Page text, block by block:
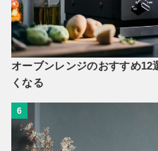
オーブンレンジのおすすめ
くなる
6